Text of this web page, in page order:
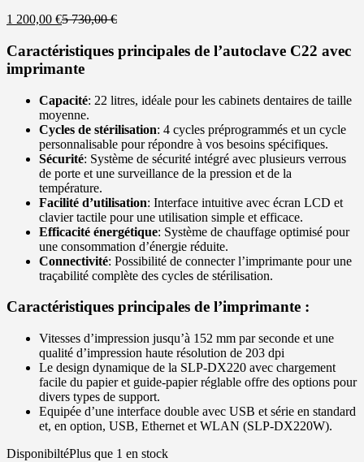
1 200,00 €Le
actuel
est :
1
5 730,00€Le
initial
était :
Caractéristiques principales de l’autoclave C22 avec
imprimante
Capacité: 22 litres, idéale pour les cabinets dentaires de taille
moyenne.
Cycles de stérilisation: 4 cycles préprogrammés et un cycle
personnalisable pour répondre à vos besoins spécifiques.
Sécurité: Système de sécurité intégré avec plusieurs verrous
de porte et une surveillance de la pression et de la
température.
Facilité d’utilisation: Interface intuitive avec écran LCD et
clavier tactile pour une utilisation simple et efficace.
Efficacité énergétique: Système de chauffage optimisé pour
une consommation d’énergie réduite.
Connectivité: Possibilité de connecter l’imprimante pour une
traçabilité complète des cycles de stérilisation.
Caractéristiques principales de l’imprimante :
Vitesses d’impression jusqu’à 152 mm par seconde et une
qualité d’impression haute résolution de 203 dpi
Le design dynamique de la SLP-DX220 avec chargement
facile du papier et guide-papier réglable offre des options pour
divers types de support.
Equipée d’une interface double avec USB et série en standard
et, en option, USB, Ethernet et WLAN (SLP-DX220W).
DisponibiltéPlus que 1 en stock